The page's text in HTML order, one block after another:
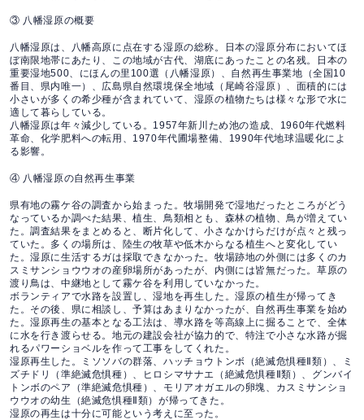
③ 八幡湿原の概要
八幡湿原は、八幡高原に点在する湿原の総称。日本の湿原分布においてほ
ぼ南限地帯にあたり、この地域が古代、湖底にあったことの名残。日本の
重要湿地500、にほんの里100選（八幡湿原）、自然再生事業地（全国10
番目、県内唯一）、広島県自然環境保全地域（尾崎谷湿原）、面積的には
小さいが多くの希少種が含まれていて、湿原の植物たちは様々な形で水に
適して暮らしている。
八幡湿原は年々減少している。1957年新川ため池の造成、1960年代燃料
革命、化学肥料への転用、1970年代圃場整備、1990年代地球温暖化によ
る影響。
④ 八幡湿原の自然再生事業
県有地の霧ケ谷の調査から始まった。牧場開発で湿地だったところがどう
なっているか調べた結果、植生、鳥類相とも、森林の植物、鳥が増えてい
た。調査結果をまとめると、断片化して、小さなかけらだけが点々と残っ
ていた。多くの場所は、陸生の牧草や低木からなる植生へと変化してい
た。湿原に生活するガは採取できなかった。牧場跡地の外側には多くのカ
スミサンショウウオの産卵場所があったが、内側には皆無だった。草原の
渡り鳥は、中継地として霧ケ谷を利用していなかった。
ボランティアで水路を設置し、湿地を再生した。湿原の植生が帰ってき
た。その後、県に相談し、予算はあまりなかったが、自然再生事業を始め
た。湿原再生の基本となる工法は、導水路を等高線上に掘ることで、全体
に水を行き渡らせる。地元の建設会社が協力的で、特注で小さな水路が掘
れるパワーショベルを作って工事をしてくれた。
湿原再生した。ミソソバの群落、ハッチョウトンボ（絶滅危惧種Ⅱ類）、ミ
ズチドリ（準絶滅危惧種）、ヒロシマサナエ（絶滅危惧種Ⅱ類）、グンバイ
トンボのペア（準絶滅危惧種）、モリアオガエルの卵塊、カスミサンショ
ウウオの幼生（絶滅危惧種Ⅱ類）が帰ってきた。
湿原の再生は十分に可能という考えに至った。